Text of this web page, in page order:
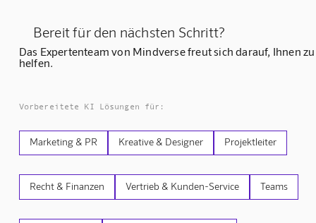
Bereit für den nächsten Schritt?
Das Expertenteam von Mindverse freut sich darauf, Ihnen zu
helfen.
Vorbereitete KI Lösungen für:
Marketing & PR Kreative & Designer Projektleiter
Recht & Finanzen Vertrieb & Kunden-Service Teams